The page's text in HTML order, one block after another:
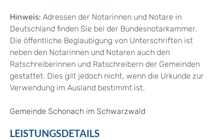
Hinweis: Adressen der Notarinnen und Notare in
Deutschland finden Sie bei der Bundesnotarkammer.
Die öffentliche Beglaubigung von Unterschriften ist
neben den Notarinnen und Notaren auch den
Ratschreiberinnen und Ratschreibern der Gemeinden
gestattet. Dies gilt jedoch nicht, wenn die Urkunde zur
Verwendung im Ausland bestimmt ist.
Gemeinde Schonach im Schwarzwald
LEISTUNGSDETAILS